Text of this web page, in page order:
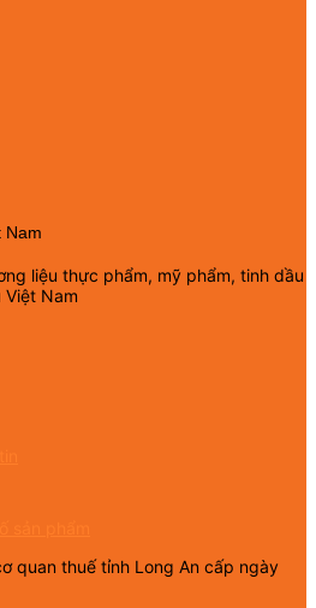
Nam
liệu thực phẩm, mỹ phẩm, tinh dầu
Nam
quan thuế tỉnh Long An cấp ngày